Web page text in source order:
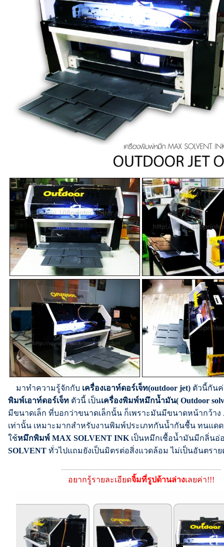
มาทำความรู้จักกับ เครื่องเอาท์ดอร์เจ็ท(outdoor jet) ตัวนี้กันค่
พิมพ์เอาท์ดอร์เจ็ท ตัวนี้ เป็นเครื่องพิมพ์หมึกน้ำมัน( Outdoor
มีขนาดเล็ก ที่บอกว่าขนาดเล็กนั้น ก็เพราะมันมีขนาดหน้ากว้าง
เท่านั้น เหมาะมากสำหรับงานพิมพ์ประเภทกันน้ำกันชื้น ทนแด
ใช้หมึกพิมพ์ MAX SOLVENT INK เป็นหมึกเชื้อน้ำมันมีกลิ่นอ่
SOLVENT ทั่วไปแถมยังเป็นมิตรต่อสิ่งแวดล้อม ไม่เป็นอันตรา
----------------------------------------------------------------
อยากรู้รายละเอียดจิ้มที่รูปด้านล่างเลยค่า!!!